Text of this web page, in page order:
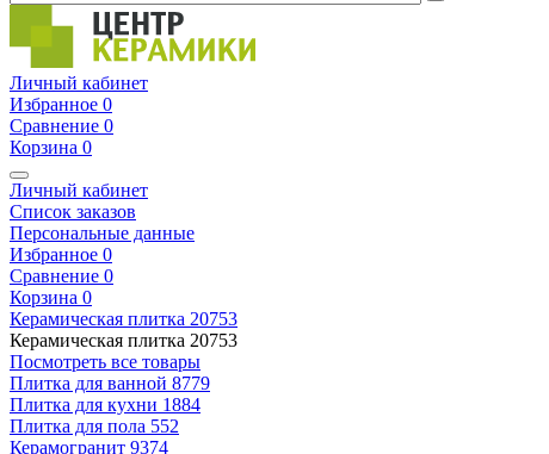
Личный кабинет
Избранное 0
Сравнение 0
Корзина 0
Личный кабинет
Список заказов
Персональные данные
Избранное 0
Сравнение 0
Корзина 0
Керамическая плитка 20753
Керамическая плитка 20753
Посмотреть все товары
Плитка для ванной 8779
Плитка для кухни 1884
Плитка для пола 552
Керамогранит 9374